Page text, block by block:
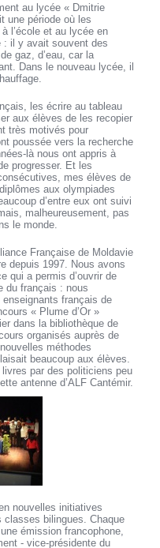
au lycée « Dmitrie
une période où les
l’école et au lycée en
: il y avait souvent des
gaz, d’eau, car la
Dans le nouveau lycée, il
les écrire au tableau
aux élèves de les recopier
très motivés pour
poussée vers la recherche
là nous ont appris à
progresser. Et les
mes élèves de
aux olympiades
d’entre eux ont suivi
malheureusement, pas
le monde.
Française de Moldavie
depuis 1997. Nous avons
qui a permis d’ouvrir de
du français : nous
français de
« Plume d’Or »
dans la bibliothèque de
organisés auprès de
méthodes
beaucoup aux élèves.
par des politiciens peu
antenne d’ALF Cantémir.
nouvelles initiatives
bilingues. Chaque
émission francophone,
- vice-présidente du